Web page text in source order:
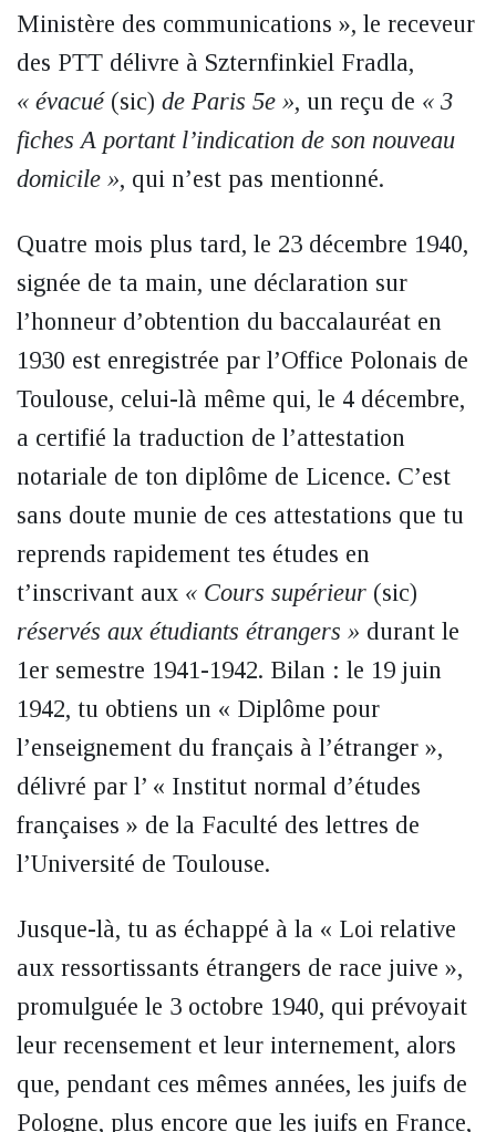
Ministère des communications », le receveur
des PTT délivre à Szternfinkiel Fradla,
« évacué(sic) de Paris 5e », un reçu de « 3
fiches A portant l’indication de son nouveau
domicile », qui n’est pas mentionné.
Quatre mois plus tard, le 23 décembre 1940,
signée de ta main, une déclaration sur
l’honneur d’obtention du baccalauréat en
1930 est enregistrée par l’Office Polonais de
Toulouse, celui-là même qui, le 4 décembre,
a certifié la traduction de l’attestation
notariale de ton diplôme de Licence. C’est
sans doute munie de ces attestations que tu
reprends rapidement tes études en
t’inscrivant aux « Cours supérieur (sic)
réservés aux étudiants étrangers » durant le
1er semestre 1941-1942. Bilan : le 19 juin
1942, tu obtiens un « Diplôme pour
l’enseignement du français à l’étranger »,
délivré par l’ « Institut normal d’études
françaises » de la Faculté des lettres de
l’Université de Toulouse.
Jusque-là, tu as échappé à la « Loi relative
aux ressortissants étrangers de race juive »,
promulguée le 3 octobre 1940, qui prévoyait
leur recensement et leur internement, alors
que, pendant ces mêmes années, les juifs de
Pologne, plus encore que les juifs en France,